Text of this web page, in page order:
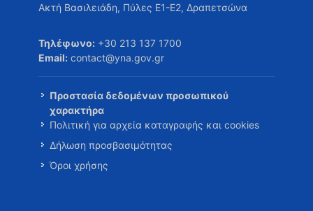
Ακτή Βασιλειάδη, Πύλες Ε1-Ε2, Δραπετσώνα
Τηλέφωνο: +30 213 137 1700
Email: contact@yna.gov.gr
Προστασία δεδομένων προσωπικού
χαρακτήρα
Πολιτική για αρχεία καταγραφής και cookies
Δήλωση προσβασιμότητας
Όροι χρήσης